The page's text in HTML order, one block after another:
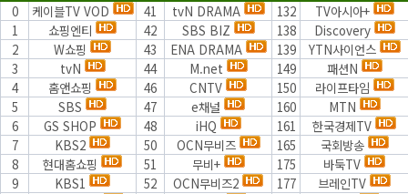
0
케이블TV VOD 41 tvN DRAMA 132
TV아시아+
1
쇼핑엔티 42 SBS BIZ 138
Discovery
2
W쇼핑 43 ENA DRAMA 139
YTN사이언스
3
tvN 44 M.net 149
패션N
4
홈앤쇼핑 46 CNTV 150
라이프타임
5
SBS 47 e채널 160
MTN
6
GS SHOP 48 iHQ 161
한국경제TV
7
KBS2 50 OCN무비즈 165
국회방송
8
현대홈쇼핑 51 무비+ 175
바둑TV
9
KBS1 52 OCN무비즈2 177
브레인TV